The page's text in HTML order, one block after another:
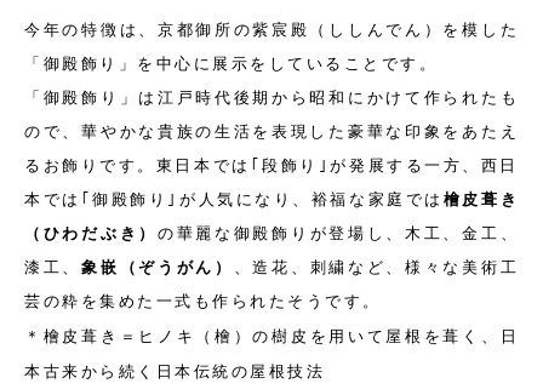
今年の特徴は、京都御所の紫宸殿（ししんでん）を模した
「御殿飾り」を中心に展示をしていることです。
「御殿飾り」は江戸時代後期から昭和にかけて作られたも
ので、華やかな貴族の生活を表現した豪華な印象をあたえ
るお飾りです。東日本では｢段飾り｣が発展する一方、西日
本では｢御殿飾り｣が人気になり、裕福な家庭では 檜皮葺き
（ひわだぶき） の華麗な御殿飾りが登場し、木工、金工、
漆工、象嵌（ぞうがん）
、造花、刺繍など、様々な美術工
芸の粋を集めた一式も作られたそうです。
＊ 檜皮葺き ＝ヒノキ（檜）の樹皮を用いて屋根を葺く、日
本古来から続く日本伝統の屋根技法